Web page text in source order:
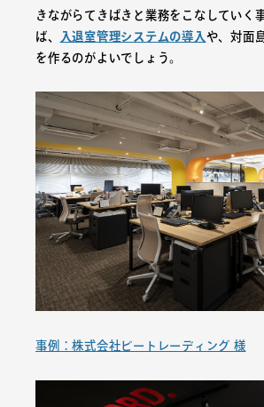
きながらてきぱきと業務をこなしていく
ば、
入退室管理システムの導入 や、対面
を作るのがよいでしょう。
事例：株式会社ビートレーディング 様